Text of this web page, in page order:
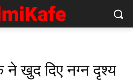
ने खुद दिए नग्‍न दृश्‍य